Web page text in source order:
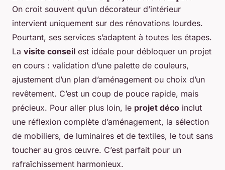
On croit souvent qu’un décorateur d’intérieur
intervient uniquement sur des rénovations lourdes.
Pourtant, ses services s’adaptent à toutes les étapes.
La visite conseil est idéale pour débloquer un projet
en cours : validation d’une palette de couleurs,
ajustement d’un plan d’aménagement ou choix d’un
revêtement. C’est un coup de pouce rapide, mais
précieux. Pour aller plus loin, le projet déco inclut
une réflexion complète d’aménagement, la sélection
de mobiliers, de luminaires et de textiles, le tout sans
toucher au gros œuvre. C’est parfait pour un
rafraîchissement harmonieux.